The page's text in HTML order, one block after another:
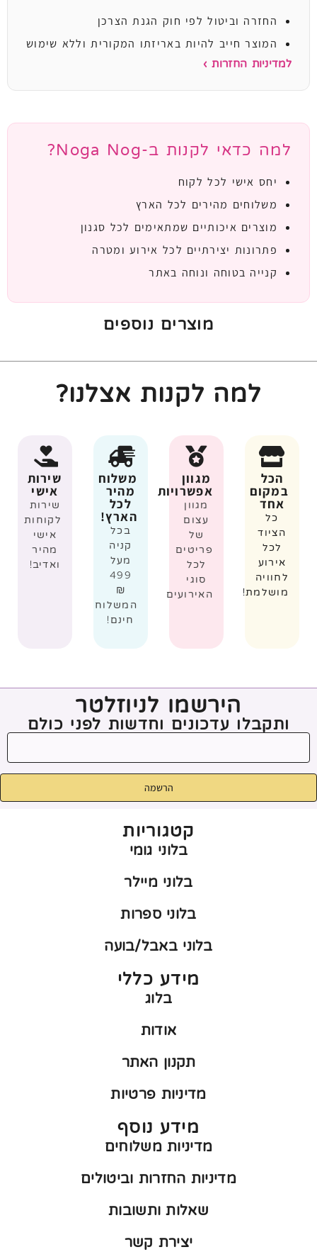
החזרה וביטול לפי חוק הגנת הצרכן
המוצר חייב להיות באריזתו המקורית וללא שימוש
למדיניות החזרות ›
למה כדאי לקנות ב-Noga Nog?
יחס אישי לכל לקוח
משלוחים מהירים לכל הארץ
מוצרים איכותיים שמתאימים לכל סגנון
פתרונות יצירתיים לכל אירוע ומטרה
קנייה בטוחה ונוחה באתר
מוצרים נוספים
למה לקנות אצלנו?
הכל
במקום
אחד
כל
הציוד
לכל
אירוע
לחוויה
מושלמת!
מגוון
אפשרויות
מגוון
עצום
של
פריטים
לכל
סוגי
האירועים
משלוח
מהיר
לכל
הארץ!
בכל
קניה
מעל
499
₪
המשלוח
חינם!
שירות
אישי
שירות
לקוחות
אישי
מהיר
ואדיב!
הירשמו לניוזלטר
ותקבלו עדכונים וחדשות לפני כולם
הרשמה
קטגוריות
בלוני גומי
בלוני מיילר
בלוני ספרות
בלוני באבל/בועה
מידע כללי
בלוג
אודות
תקנון האתר
מדיניות פרטיות
מידע נוסף
מדיניות משלוחים
מדיניות החזרות וביטולים
שאלות ותשובות
יצירת קשר